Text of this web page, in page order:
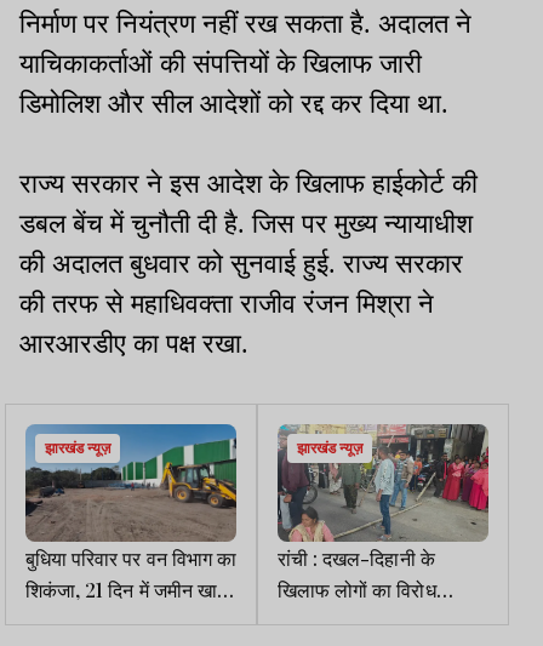
निर्माण पर नियंत्रण नहीं रख सकता है. अदालत ने
याचिकाकर्ताओं की संपत्तियों के खिलाफ जारी
डिमोलिश और सील आदेशों को रद्द कर दिया था.
राज्य सरकार ने इस आदेश के खिलाफ हाईकोर्ट की
डबल बेंच में चुनौती दी है. जिस पर मुख्य न्यायाधीश
की अदालत बुधवार को सुनवाई हुई. राज्य सरकार
की तरफ से महाधिवक्ता राजीव रंजन मिश्रा ने
आरआरडीए का पक्ष रखा.
झारखंड न्यूज़
बुधिया परिवार पर वन विभाग का
शिकंजा, 21 दिन में जमीन खाली
करने का आदेश
झारखंड न्यूज़
रांची : दखल-दिहानी के
खिलाफ लोगों का विरोध
प्रदर्शन, रातू रोड जाम